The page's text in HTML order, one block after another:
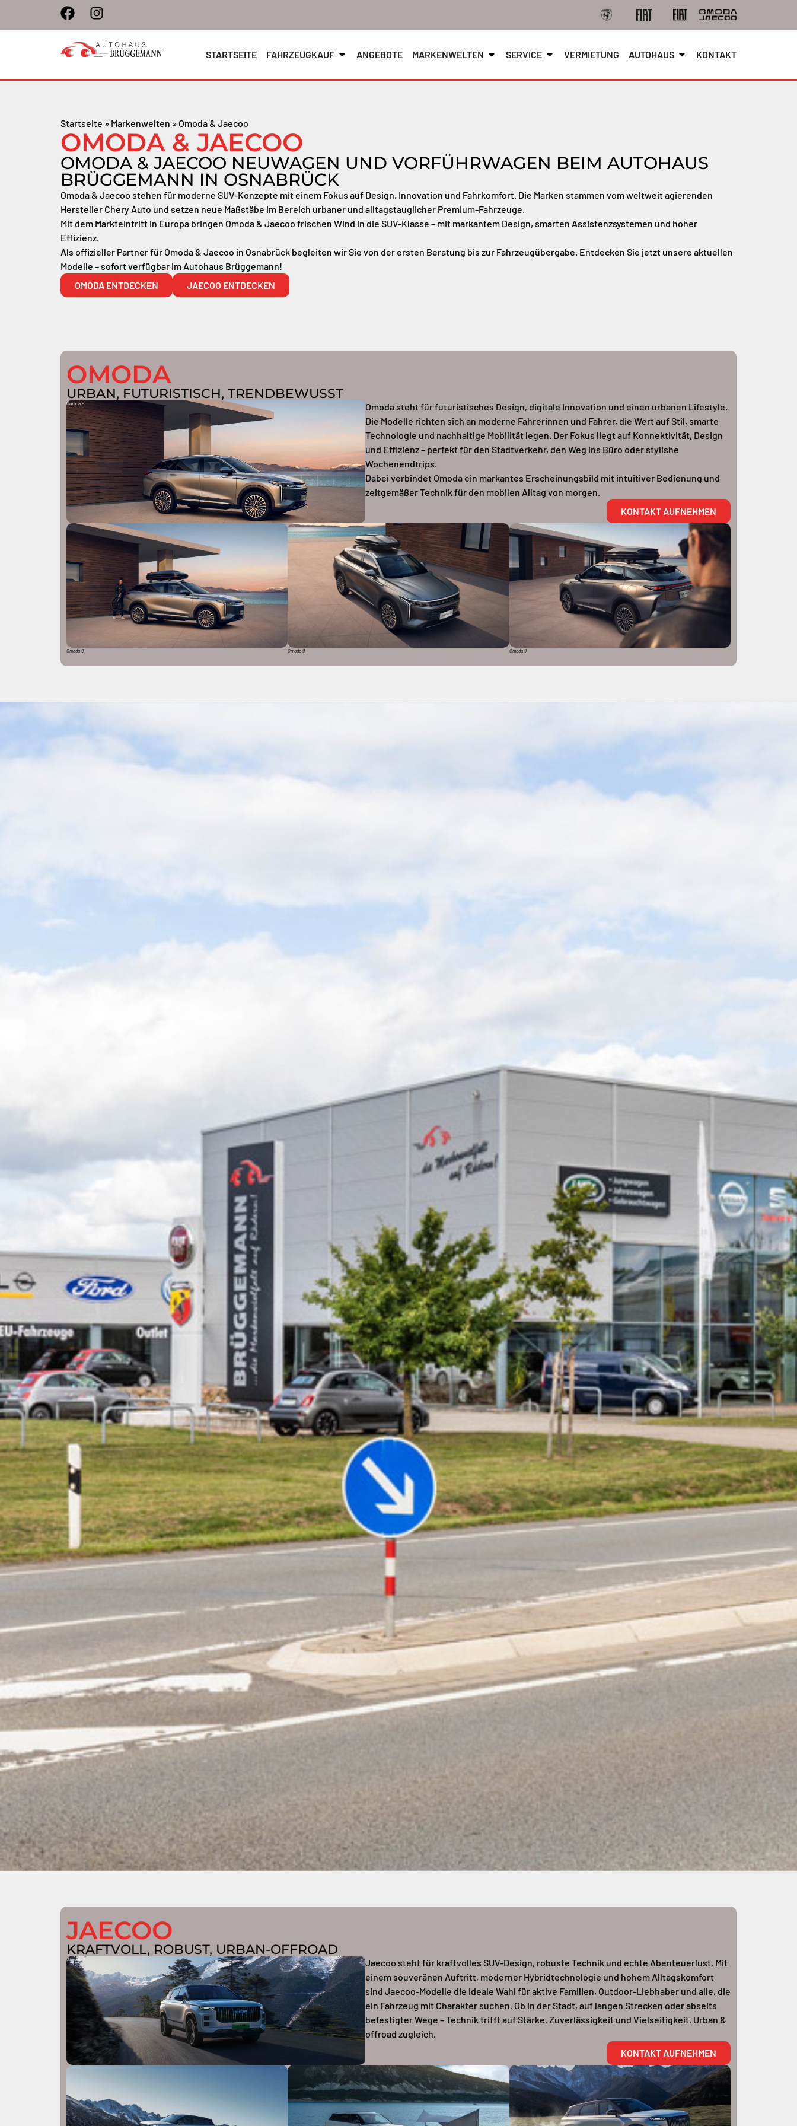
STARTSEITE FAHRZEUGKAUF ANGEBOTE MARKENWELTEN SERVICE VERMIETUNG AUTOHAUS KONTAKT
Startseite » Markenwelten » Omoda & Jaecoo
OMODA & JAECOO
OMODA & JAECOO NEUWAGEN UND VORFÜHRWAGEN BEIM AUTOHAUS
BRÜGGEMANN IN OSNABRÜCK
Omoda & Jaecoo stehen für moderne SUV-Konzepte mit einem Fokus auf Design, Innovation und Fahrkomfort. Die Marken stammen vom weltweit agierenden
Hersteller Chery Auto und setzen neue Maßstäbe im Bereich urbaner und alltagstauglicher Premium-Fahrzeuge.
Mit dem Markteintritt in Europa bringen Omoda & Jaecoo frischen Wind in die SUV-Klasse – mit markantem Design, smarten Assistenzsystemen und hoher
Effizienz.
Als offizieller Partner für Omoda & Jaecoo in Osnabrück begleiten wir Sie von der ersten Beratung bis zur Fahrzeugübergabe. Entdecken Sie jetzt unsere aktuellen
Modelle – sofort verfügbar im Autohaus Brüggemann!
OMODA ENTDECKEN
JAECOO ENTDECKEN
OMODA
URBAN, FUTURISTISCH, TRENDBEWUSST
Omoda 9
Omoda steht für futuristisches Design, digitale Innovation und einen urbanen Lifestyle.
Die Modelle richten sich an moderne Fahrerinnen und Fahrer, die Wert auf Stil, smarte
Technologie und nachhaltige Mobilität legen. Der Fokus liegt auf Konnektivität, Design
und Effizienz – perfekt für den Stadtverkehr, den Weg ins Büro oder stylishe
Wochenendtrips.
Dabei verbindet Omoda ein markantes Erscheinungsbild mit intuitiver Bedienung und
zeitgemäßer Technik für den mobilen Alltag von morgen.
KONTAKT AUFNEHMEN
Omoda 9 Omoda 9 Omoda 9
JAECOO
KRAFTVOLL, ROBUST, URBAN-OFFROAD
Jaecoo 7
Jaecoo steht für kraftvolles SUV-Design, robuste Technik und echte Abenteuerlust. Mit
einem souveränen Auftritt, moderner Hybridtechnologie und hohem Alltagskomfort
sind Jaecoo-Modelle die ideale Wahl für aktive Familien, Outdoor-Liebhaber und alle, die
ein Fahrzeug mit Charakter suchen. Ob in der Stadt, auf langen Strecken oder abseits
befestigter Wege – Technik trifft auf Stärke, Zuverlässigkeit und Vielseitigkeit. Urban &
offroad zugleich.
KONTAKT AUFNEHMEN